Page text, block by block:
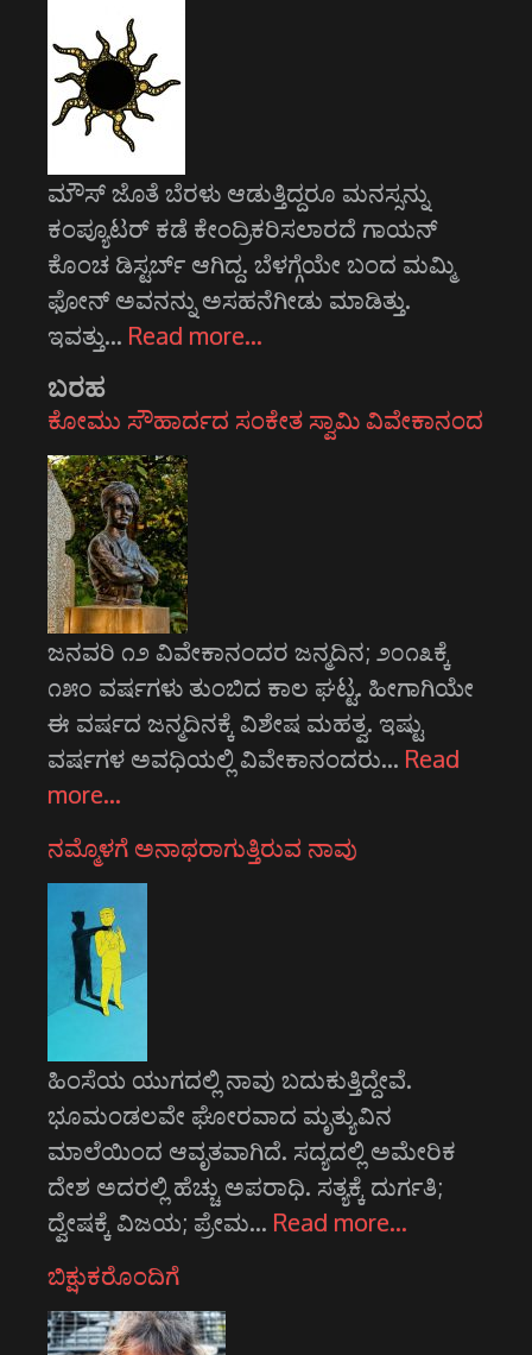
ಮೌಸ್ ಜೊತೆ ಬೆರಳು ಆಡುತ್ತಿದ್ದರೂ ಮನಸ್ಸನ್ನು
ಕಂಪ್ಯೂಟರ್ ಕಡೆ ಕೇಂದ್ರಿಕರಿಸಲಾರದೆ ಗಾಯನ್
ಕೊಂಚ ಡಿಸ್ಟರ್ಬ್ ಆಗಿದ್ದ. ಬೆಳಗ್ಗೆಯೇ ಬಂದ ಮಮ್ಮಿ
ಫೋನ್ ಅವನನ್ನು ಅಸಹನೆಗೀಡು ಮಾಡಿತ್ತು.
ಇವತ್ತು… Read more…
ಬರಹ
ಕೋಮು ಸೌಹಾರ್ದದ ಸಂಕೇತ ಸ್ವಾಮಿ ವಿವೇಕಾನಂದ
ಜನವರಿ ೧೨ ವಿವೇಕಾನಂದರ ಜನ್ಮದಿನ; ೨೦೧೩ಕ್ಕೆ
೧೫೦ ವರ್ಷಗಳು ತುಂಬಿದ ಕಾಲ ಘಟ್ಟ. ಹೀಗಾಗಿಯೇ
ಈ ವರ್ಷದ ಜನ್ಮದಿನಕ್ಕೆ ವಿಶೇಷ ಮಹತ್ವ. ಇಷ್ಟು
ವರ್ಷಗಳ ಅವಧಿಯಲ್ಲಿ ವಿವೇಕಾನಂದರು… Read
more…
ನಮ್ಮೊಳಗೆ ಅನಾಥರಾಗುತ್ತಿರುವ ನಾವು
ಹಿಂಸೆಯ ಯುಗದಲ್ಲಿ ನಾವು ಬದುಕುತ್ತಿದ್ದೇವೆ.
ಭೂಮಂಡಲವೇ ಘೋರವಾದ ಮೃತ್ಯುವಿನ
ಮಾಲೆಯಿಂದ ಆವೃತವಾಗಿದೆ. ಸದ್ಯದಲ್ಲಿ ಅಮೇರಿಕ
ದೇಶ ಅದರಲ್ಲಿ ಹೆಚ್ಚು ಅಪರಾಧಿ. ಸತ್ಯಕ್ಕೆ ದುರ್ಗತಿ;
ದ್ವೇಷಕ್ಕೆ ವಿಜಯ; ಪ್ರೇಮ… Read more…
ಬಿಕ್ಷುಕರೊಂದಿಗೆ